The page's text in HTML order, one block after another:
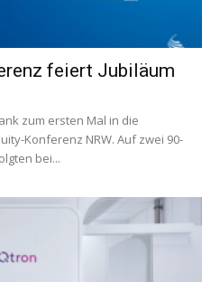
feiert Jubiläum
zum ersten Mal in die
Konferenz NRW. Auf zwei 90-
bei...